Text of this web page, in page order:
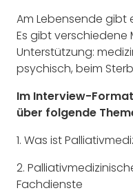
Am Lebensende gibt
Es gibt verschiedene
Unterstützung:
psychisch, beim
Im Interview-
über folgende
1. Was ist
2.
Fachdienste